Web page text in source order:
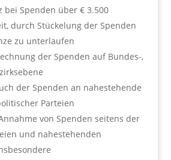
bei Spenden über € 3.500
durch Stückelung der Spenden
zu unterlaufen
der Spenden auf Bundes-,
der Spenden an nahestehende
Parteien
von Spenden seitens der
und nahestehenden